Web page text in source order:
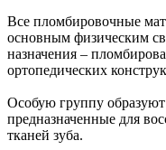
Все пломбировочные
основным физическим
назначения –
ортопедических
Особую группу
предназначенные для
тканей зуба.